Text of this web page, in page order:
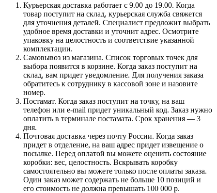
Курьерская доставка работает с 9.00 до 19.00. Когда
товар поступит на склад, курьерская служба свяжется
для уточнения деталей. Специалист предложит выбрать
удобное время доставки и уточнит адрес. Осмотрите
упаковку на целостность и соответствие указанной
комплектации.
Самовывоз из магазина. Список торговых точек для
выбора появится в корзине. Когда заказ поступит на
склад, вам придет уведомление. Для получения заказа
обратитесь к сотруднику в кассовой зоне и назовите
номер.
Постамат. Когда заказ поступит на точку, на ваш
телефон или e-mail придет уникальный код. Заказ нужно
оплатить в терминале постамата. Срок хранения — 3
дня.
Почтовая доставка через почту России. Когда заказ
придет в отделение, на ваш адрес придет извещение о
посылке. Перед оплатой вы можете оценить состояние
коробки: вес, целостность. Вскрывать коробку
самостоятельно вы можете только после оплаты заказа.
Один заказ может содержать не больше 10 позиций и
его стоимость не должна превышать 100 000 р.